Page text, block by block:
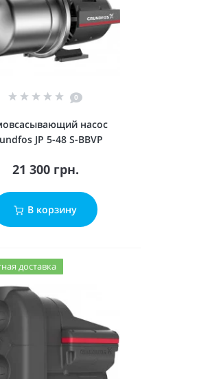
0
насос
JP 5-48 S-BBVP
21 300 грн.
В корзину
доставка